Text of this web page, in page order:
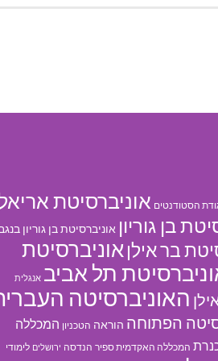
הסטודנטים אוניברסיטת
בן גוריון אוניברסיטת בן גוריון
בר אילןאוניברסיטת
תל אביב אנגלית
האוניברסיטה
הפתוחה הוראה הטכניון המכללה
המכללה האקדמית ספיר הנדסה ירושלים לימודי